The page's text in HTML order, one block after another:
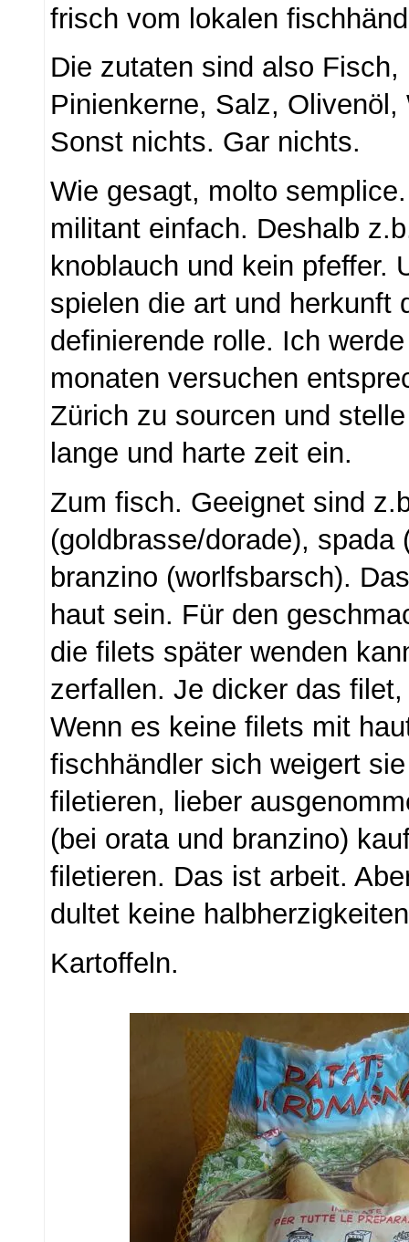
frisch vom lokalen
Die zutaten sind also
Pinienkerne, Salz, Olivenöl,
Sonst nichts. Gar nichts.
Wie gesagt, molto
militant einfach. Deshalb
knoblauch und kein pfeffer.
spielen die art und herkunft
definierende rolle. Ich
monaten versuchen
Zürich zu sourcen und
lange und harte zeit ein.
Zum fisch. Geeignet sind
(goldbrasse/dorade), spada
branzino (worlfsbarsch).
haut sein. Für den
die filets später wenden
zerfallen. Je dicker das
Wenn es keine filets mit
fischhändler sich weigert
filetieren, lieber
(bei orata und branzino)
filetieren. Das ist arbeit.
dultet keine
Kartoffeln.